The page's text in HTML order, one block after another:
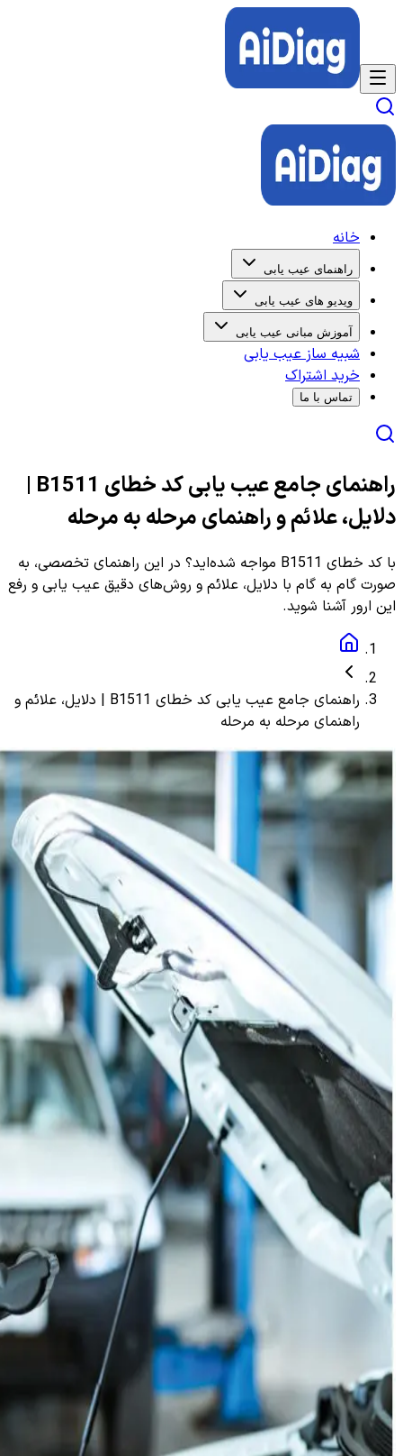
خانه
راهنمای عیب یابی
ویدیو های عیب یابی
آموزش مبانی عیب یابی
شبیه ساز عیب یابی
خرید اشتراک
تماس با ما
راهنمای جامع عیب یابی کد خطای B1511 |
دلایل، علائم و راهنمای مرحله به مرحله
با کد خطای B1511 مواجه شده‌اید؟ در این راهنمای تخصصی، به
صورت گام به گام با دلایل، علائم و روش‌های دقیق عیب یابی و رفع
این ارور آشنا شوید.
راهنمای جامع عیب یابی کد خطای B1511 | دلایل، علائم و
راهنمای مرحله به مرحله